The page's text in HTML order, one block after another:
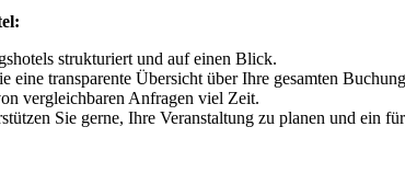
strukturiert und auf einen Blick.
eine transparente Übersicht über Ihre gesamten
vergleichbaren Anfragen viel Zeit.
Sie gerne, Ihre Veranstaltung zu planen und ein